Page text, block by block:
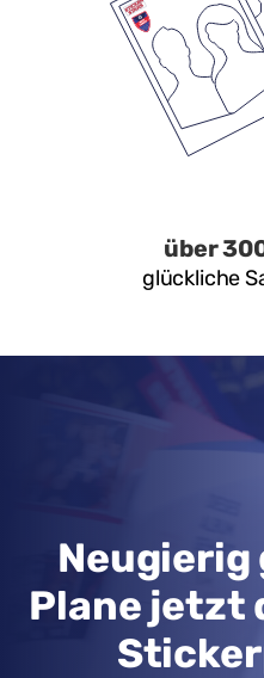
über
glückliche
Neugierig
Plane jetzt